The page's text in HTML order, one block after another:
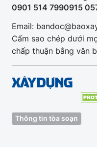
0901 514 7990915
Email:
Cấm sao chép dưới
chấp thuận bằng văn
Thông tin tòa soạn